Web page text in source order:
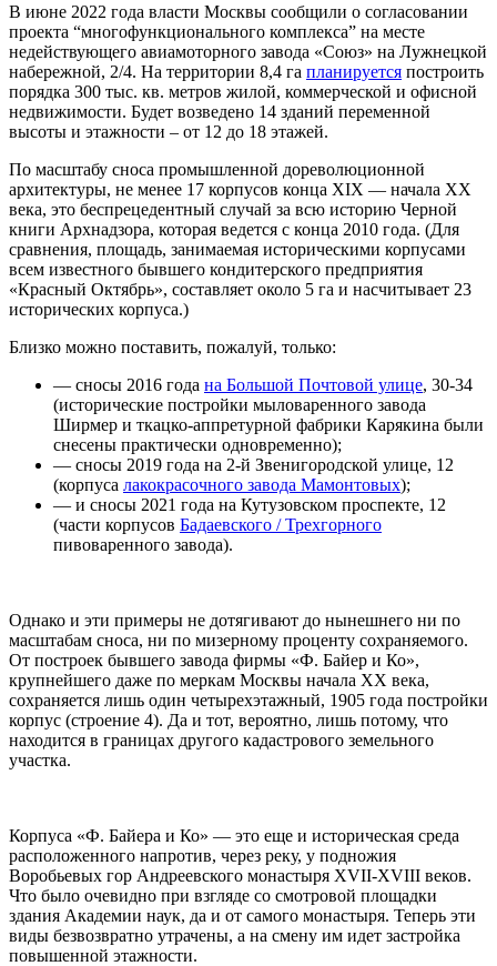
В июне 2022 года власти Москвы сообщили о согласовании
проекта “многофункционального комплекса” на месте
недействующего авиамоторного завода «Союз» на Лужнецкой
набережной, 2/4. На территории 8,4 га планируется построить
порядка 300 тыс. кв. метров жилой, коммерческой и офисной
недвижимости. Будет возведено 14 зданий переменной
высоты и этажности – от 12 до 18 этажей.
По масштабу сноса промышленной дореволюционной
архитектуры, не менее 17 корпусов конца XIX — начала XX
века, это беспрецедентный случай за всю историю Черной
книги Архнадзора, которая ведется с конца 2010 года. (Для
сравнения, площадь, занимаемая историческими корпусами
всем известного бывшего кондитерского предприятия
«Красный Октябрь», составляет около 5 га и насчитывает 23
исторических корпуса.)
Близко можно поставить, пожалуй, только:
— сносы 2016 года на Большой Почтовой улице, 30-34
(исторические постройки мыловаренного завода
Ширмер и ткацко-аппретурной фабрики Карякина были
снесены практически одновременно);
— сносы 2019 года на 2-й Звенигородской улице, 12
(корпуса лакокрасочного завода Мамонтовых);
— и сносы 2021 года на Кутузовском проспекте, 12
(части корпусов Бадаевского / Трехгорного
пивоваренного завода).
Однако и эти примеры не дотягивают до нынешнего ни по
масштабам сноса, ни по мизерному проценту сохраняемого.
От построек бывшего завода фирмы «Ф. Байер и Ко»,
крупнейшего даже по меркам Москвы начала XX века,
сохраняется лишь один четырехэтажный, 1905 года постройки
корпус (строение 4). Да и тот, вероятно, лишь потому, что
находится в границах другого кадастрового земельного
участка.
Корпуса «Ф. Байера и Ко» — это еще и историческая среда
расположенного напротив, через реку, у подножия
Воробьевых гор Андреевского монастыря XVII-XVIII веков.
Что было очевидно при взгляде со смотровой площадки
здания Академии наук, да и от самого монастыря. Теперь эти
виды безвозвратно утрачены, а на смену им идет застройка
повышенной этажности.